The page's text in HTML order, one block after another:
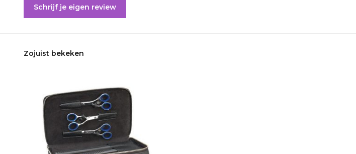
Schrijf je eigen review
Zojuist bekeken